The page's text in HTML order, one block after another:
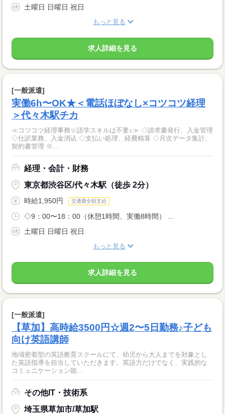
土曜日 日曜日 祝日
もっと見る
求人詳細を見る
[一般派遣]
実働6h〜OK★＜電話ほぼなし×コツコツ経理
＞代々木駅チカ
≪コツコツ経理事務☆語学スキルは不要♪≫ ◇請求書発行、入金管理
◇仕訳業務、入金消込 ◇支払い処理、経費精算 ◇月次データ集計、
契約書管理 ※...
経理・会計・財務
東京都渋谷区/代々木駅（徒歩 2分）
時給1,950円 交通費全額支給
◇9：00〜18：00（休憩1時間、実働8時間） ...
土曜日 日曜日 祝日
もっと見る
求人詳細を見る
[一般派遣]
【草加】高時給3500円☆週2〜5日勤務♪子ども
向け英語講師
地域密着型の英語教育スクールにて、幼児から大人までを対象とし
た英語指導を担当していただきます。英語力だけでなく、実践的な
コミュニケーション能...
その他IT・技術系
埼玉県草加市/草加駅